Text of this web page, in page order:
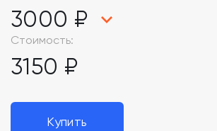
3000 ₽
Стоимость:
3150 ₽
Купить